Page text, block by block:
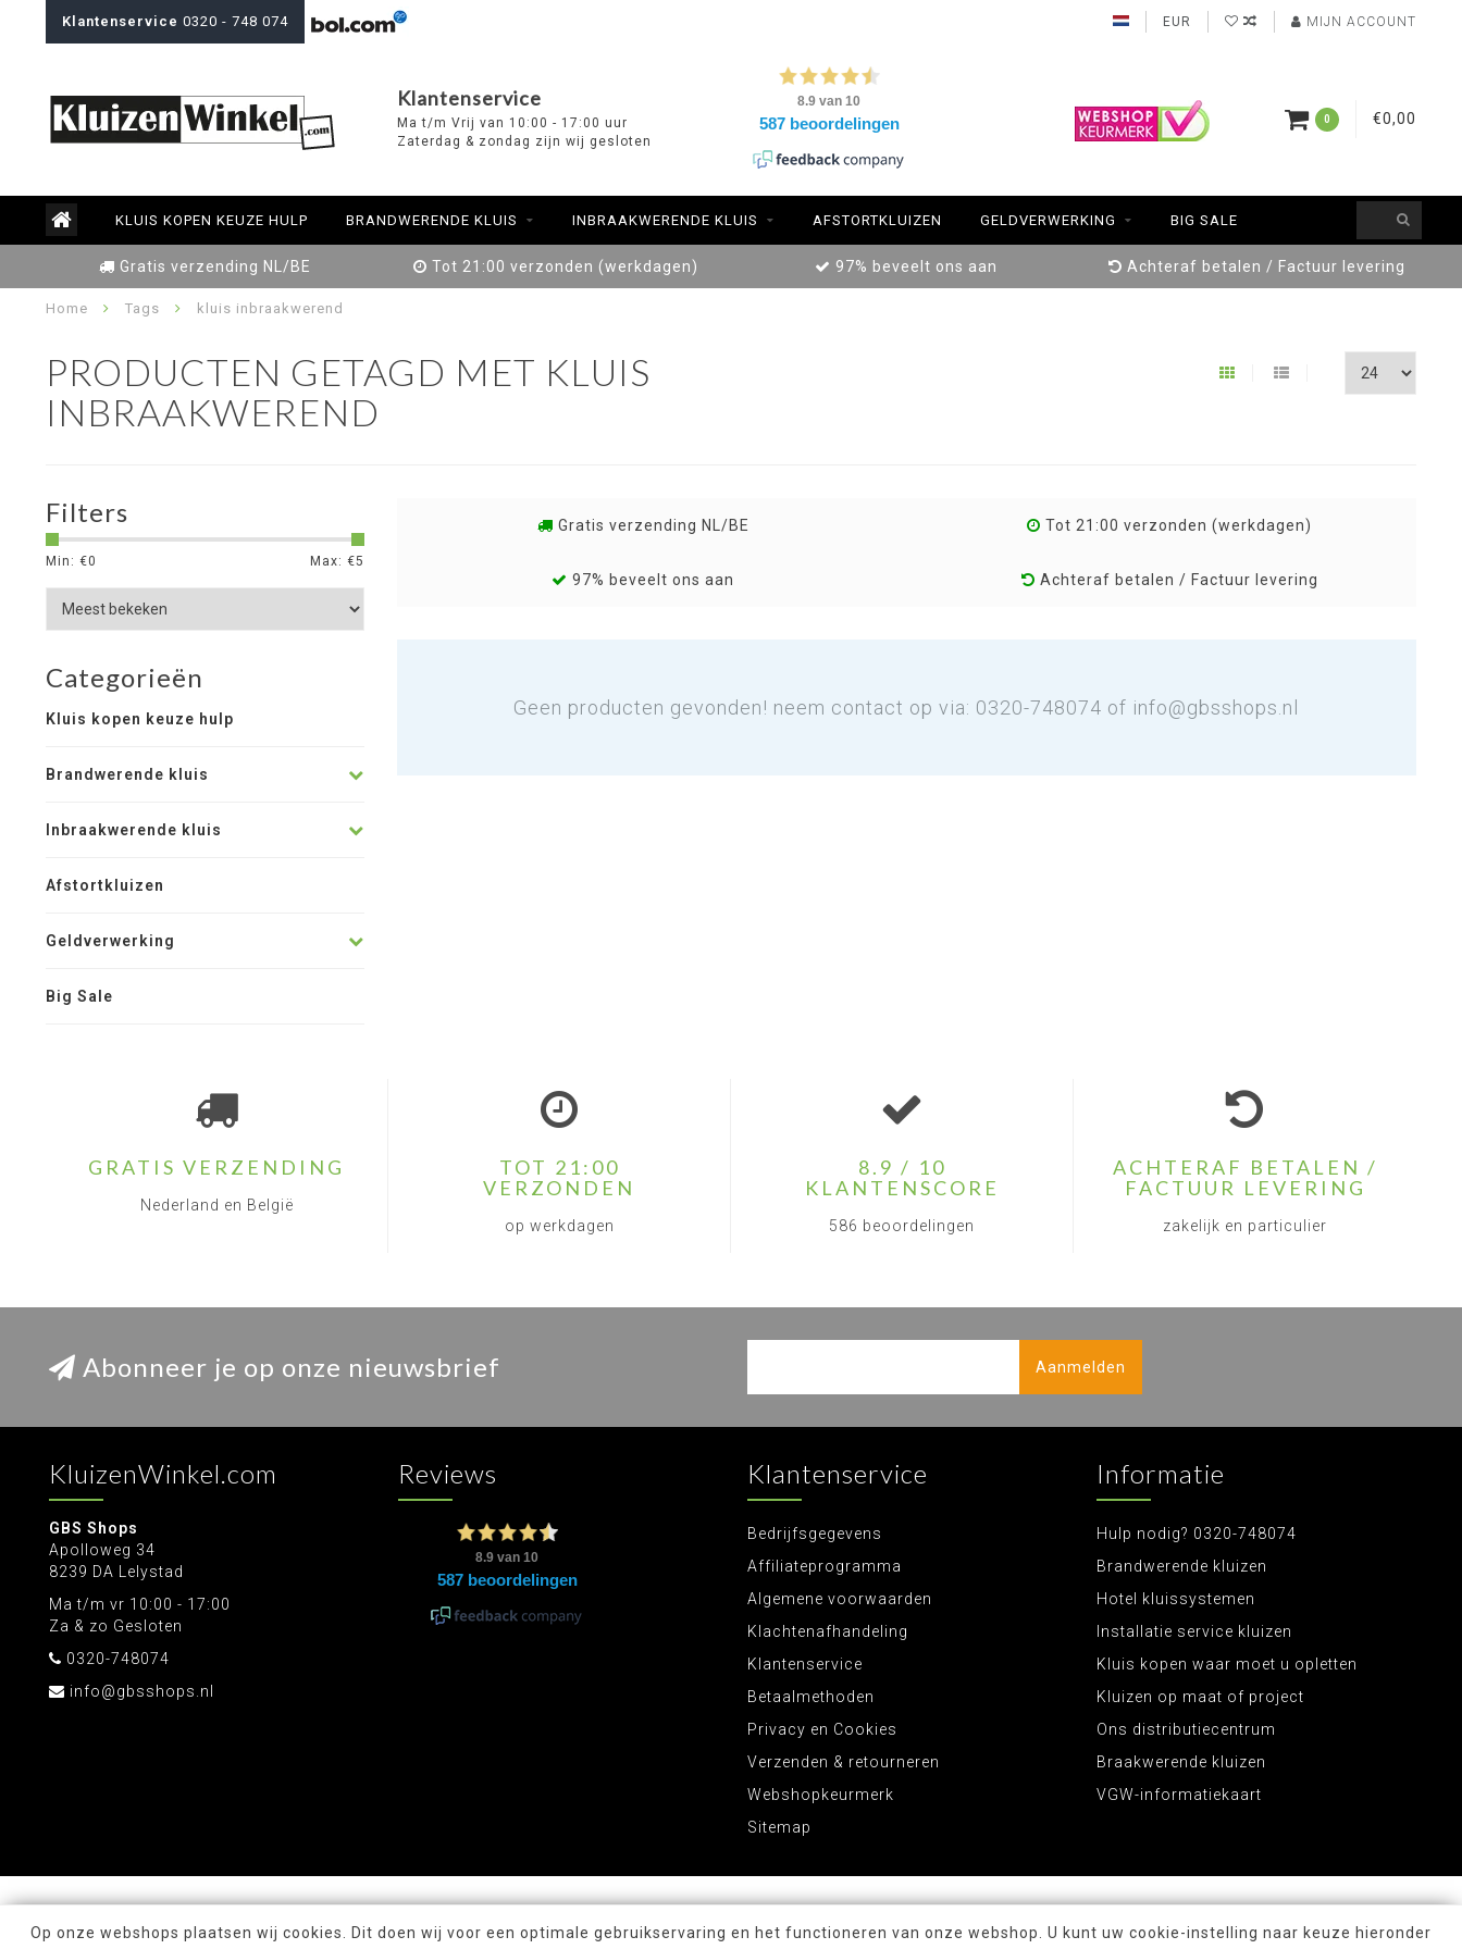
Klantenservice 0320 - 748 074 EUR MIJN ACCOUNT
Klantenservice
Ma t/m Vrij van 10:00 - 17:00 uur
Zaterdag & zondag zijn wij gesloten
0 €0,00
KLUIS KOPEN KEUZE HULP BRANDWERENDE KLUIS INBRAAKWERENDE KLUIS AFSTORTKLUIZEN GELDVERWERKING BIG SALE
Gratis verzending NL/BE Tot 21:00 verzonden (werkdagen) 97% beveelt ons aan Achteraf betalen / Factuur levering
Home Tags kluis inbraakwerend
PRODUCTEN GETAGD MET KLUIS
INBRAAKWEREND
Filters
Min: €0 Max: €5
Categorieën
Kluis kopen keuze hulp
Brandwerende kluis
Inbraakwerende kluis
Afstortkluizen
Geldverwerking
Big Sale
Gratis verzending NL/BE Tot 21:00 verzonden (werkdagen)
97% beveelt ons aan Achteraf betalen / Factuur levering
Geen producten gevonden! neem contact op via: 0320-748074 of info@gbsshops.nl
GRATIS VERZENDING
Nederland en België
TOT 21:00
VERZONDEN
op werkdagen
8.9 / 10
KLANTENSCORE
586 beoordelingen
ACHTERAF BETALEN /
FACTUUR LEVERING
zakelijk en particulier
Abonneer je op onze nieuwsbrief Aanmelden
KluizenWinkel.com
GBS Shops
Apolloweg 34
8239 DA Lelystad
Ma t/m vr 10:00 - 17:00
Za & zo Gesloten
0320-748074
info@gbsshops.nl
Reviews Klantenservice
Bedrijfsgegevens
Affiliateprogramma
Algemene voorwaarden
Klachtenafhandeling
Klantenservice
Betaalmethoden
Privacy en Cookies
Verzenden & retourneren
Webshopkeurmerk
Sitemap
Informatie
Hulp nodig? 0320-748074
Brandwerende kluizen
Hotel kluissystemen
Installatie service kluizen
Kluis kopen waar moet u opletten
Kluizen op maat of project
Ons distributiecentrum
Braakwerende kluizen
VGW-informatiekaart
Op onze webshops plaatsen wij cookies. Dit doen wij voor een optimale gebruikservaring en het functioneren van onze webshop. U kunt uw cookie-instelling naar keuze hieronder